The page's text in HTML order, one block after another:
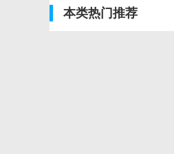
本类热门推荐